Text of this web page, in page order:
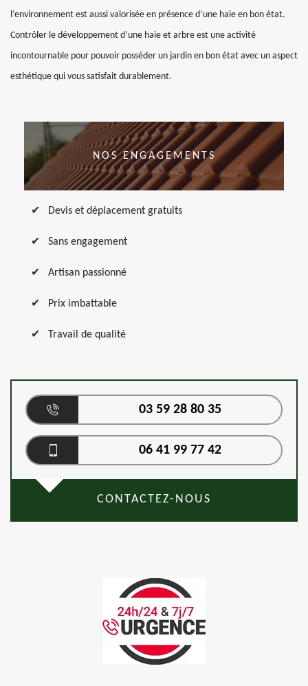
l’environnement est aussi valorisée en présence d’une haie en bon état.
Contrôler le développement d’une haie et arbre est une activité
incontournable pour pouvoir posséder un jardin en bon état avec un aspect
esthétique qui vous satisfait durablement.
NOS ENGAGEMENTS
Devis et déplacement gratuits
Sans engagement
Artisan passionné
Prix imbattable
Travail de qualité
03 59 28 80 35
06 41 99 77 42
CONTACTEZ-NOUS